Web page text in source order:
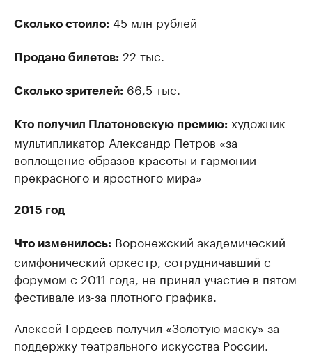
Сколько стоило: 45 млн рублей
Продано билетов: 22 тыс.
Сколько зрителей: 66,5 тыс.
Кто получил Платоновскую премию: художник-
мультипликатор Александр Петров «за
воплощение образов красоты и гармонии
прекрасного и яростного мира»
2015 год
Что изменилось: Воронежский академический
симфонический оркестр, сотрудничавший с
форумом с 2011 года, не принял участие в пятом
фестивале из-за плотного графика.
Алексей Гордеев получил «Золотую маску» за
поддержку театрального искусства России.